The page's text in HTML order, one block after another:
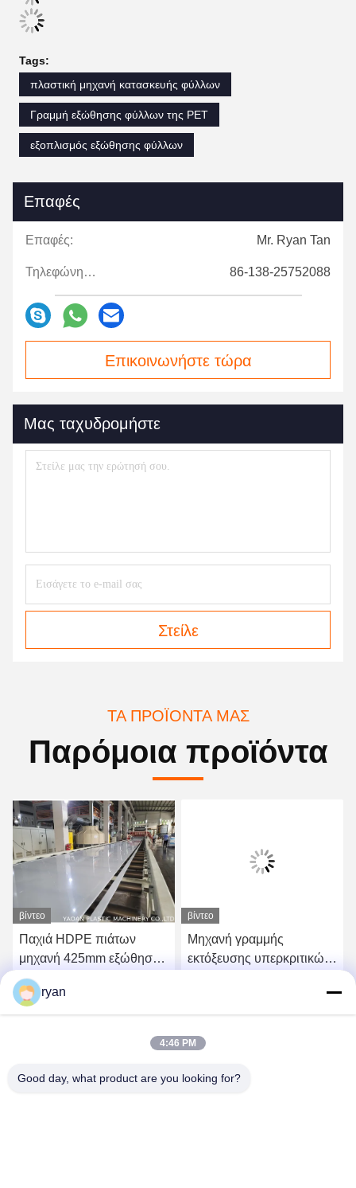
Tags:
πλαστική μηχανή κατασκευής φύλλων
Γραμμή εξώθησης φύλλων της PET
εξοπλισμός εξώθησης φύλλων
Επαφές
Επαφές: Mr. Ryan Tan
Τηλεφώνημα: 86-138-25752088
Επικοινωνήστε τώρα
Μας ταχυδρομήστε
Στείλε
ΤΑ ΠΡΟΪΌΝΤΑ ΜΑΣ
Παρόμοια προϊόντα
βίντεο
Παχιά HDPE πιάτων
μηχανή 425mm εξώθησης
υλικό σβόλων PE PP
Βρείτε την καλύτερη τιμή
βίντεο
Μηχανή γραμμής
εκτόξευσης υπερκριτικών
ryan
4:46 PM
Good day, what product are you looking for?